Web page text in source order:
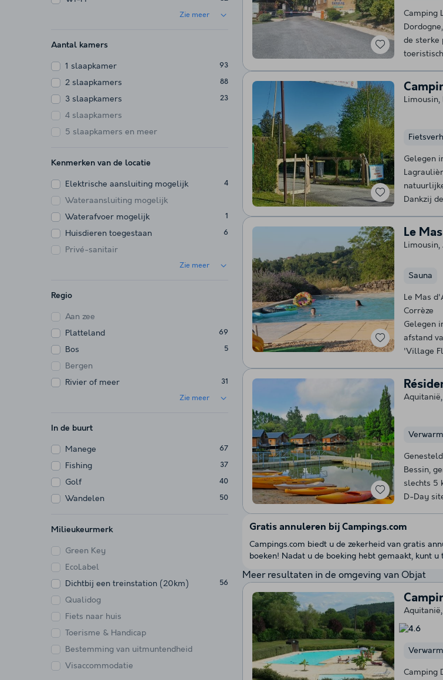
Zie meer
Aantal kamers
1 slaapkamer 93
2 slaapkamers 88
3 slaapkamers 23
4 slaapkamers
5 slaapkamers en meer
Kenmerken van de locatie
Elektrische aansluiting mogelijk 4
Wateraansluiting mogelijk
Waterafvoer mogelijk
1
Huisdieren toegestaan 6
Privé-sanitair
Zie meer
Regio
Aan zee
Platteland
69
Bos 5
Bergen
Rivier of meer
31
Zie meer
In de buurt
Manege 67
Fishing 37
Golf 40
Wandelen 50
Milieukeurmerk
Green Key
EcoLabel
Dichtbij een treinstation (20km)
56
Qualidog
Fiets naar huis
Toerisme & Handicap
Bestemming van uitmuntendheid
Visaccommodatie
Camping
de sterke
Limousin,
Gelegen
Dankzij
Le
Limousin,
Sauna
Le Mas
Corrèze
Gelegen
afstand
'Village
Aquitanië,
Bessin,
slechts 5
D-Day
Meer resultaten in de omgeving van Objat
Aquitanië,
Camping
Gratis annuleren bij Campings.com
Campings.com biedt u de zekerheid van gratis
boeken! Nadat u de boeking hebt gemaakt, kunt